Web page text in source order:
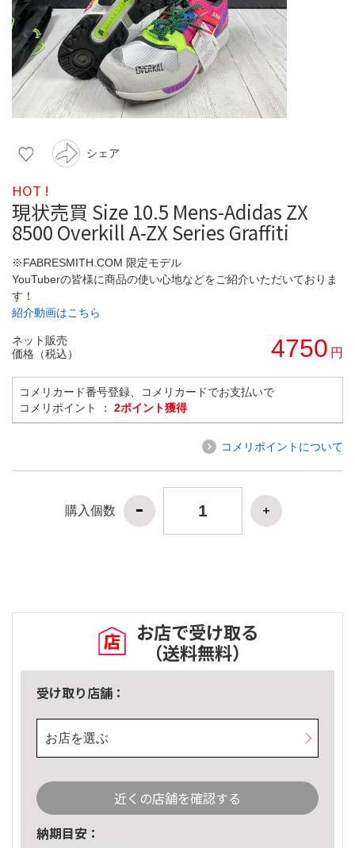
シェア
HOT !
現状売買 Size 10.5 Mens-Adidas ZX
8500 Overkill A-ZX Series Graffiti
※FABRESMITH.COM 限定モデル
YouTuberの皆様に商品の使い心地などをご紹介いただいておりま
す！
紹介動画はこちら
ネット販売
価格（税込）
4750 円
コメリカード番号登録、コメリカードでお支払いで
コメリポイント ： 2ポイント獲得
コメリポイントについて
購入個数
お店で受け取る
（送料無料）
受け取り店舗：
お店を選ぶ
近くの店舗を確認する
納期目安：